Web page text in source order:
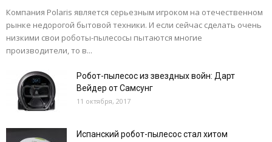
Компания Polaris является серьезным игроком на отечественном
рынке недорогой бытовой техники. И если сейчас сделать очень
низкими свои роботы-пылесосы пытаются многие
производители, то в...
Робот-пылесос из звездных войн: Дарт
Вейдер от Самсунг
11 октября, 2017
Испанский робот-пылесос стал хитом